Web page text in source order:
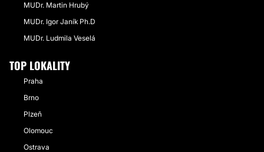
MUDr. Martin Hrubý
MUDr. Igor Janík Ph.D
MUDr. Ludmila Veselá
TOP LOKALITY
Praha
Brno
Plzeň
Olomouc
Ostrava